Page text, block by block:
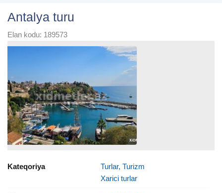
Antalya turu
Elan kodu: 189573
Kateqoriya
Turlar, Turizm
Xarici turlar